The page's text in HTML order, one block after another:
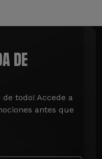
DE
todo! Accede a
antes que